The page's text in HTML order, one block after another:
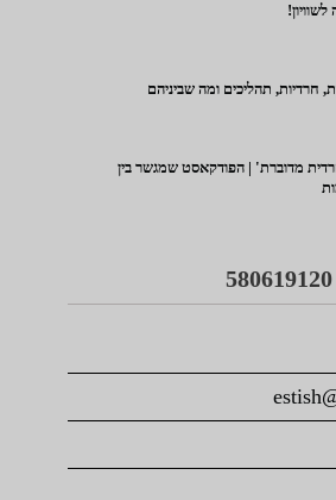
חרדיות, תהליכים ומה שביניהם
מדוברת' | הפודקאסט שמגשר בין